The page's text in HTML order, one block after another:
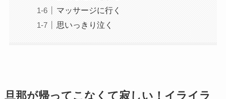
マッサージに行く
思いっきり泣く
旦那が帰ってこなくて寂しい！イライラ